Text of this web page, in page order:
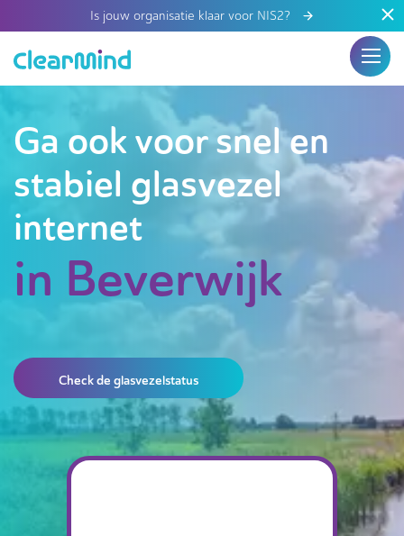
Is jouw organisatie klaar voor NIS2?
Ga ook voor snel en
stabiel glasvezel
internet
in Beverwijk
Check de glasvezelstatus